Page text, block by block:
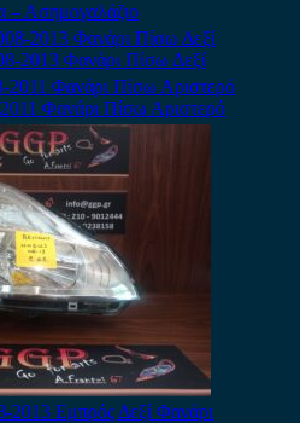
– Ασημογαλάζιο
2013 Φανάρι Πίσω Δεξί
Φανάρι Πίσω Αριστερό
2013 Εμπρός Δεξί Φανάρι